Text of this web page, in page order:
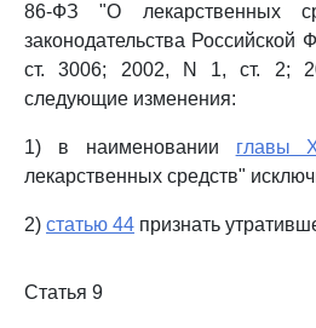
86-ФЗ "О лекарственных
законодательства Российской
ст. 3006; 2002, N 1, ст. 2;
следующие изменения:
1) в наименовании главы
лекарственных средств"
2) статью 44 признать
Статья 9